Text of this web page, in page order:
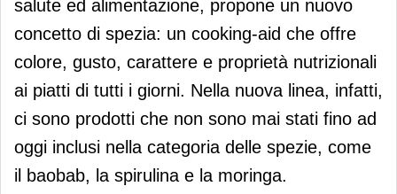
salute ed alimentazione, propone un nuovo
concetto di spezia: un cooking-aid che offre
colore, gusto, carattere e proprietà nutrizionali
ai piatti di tutti i giorni. Nella nuova linea, infatti,
ci sono prodotti che non sono mai stati fino ad
oggi inclusi nella categoria delle spezie, come
il baobab, la spirulina e la moringa.